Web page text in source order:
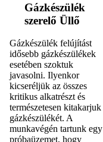
Gázkészülék
szerelő Üllő
Gázkészülék felújítást
idősebb gázkészülékek
esetében szoktuk
javasolni. Ilyenkor
kicseréljük az összes
kritikus alkatrészt és
természetesen kitakarjuk
gázkészülékét. A
munkavégén tartunk egy
próbaüzemet, hogy